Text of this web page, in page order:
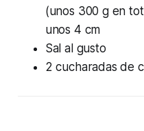
(unos 300 g en
unos 4 cm
Sal al gusto
2 cucharadas de